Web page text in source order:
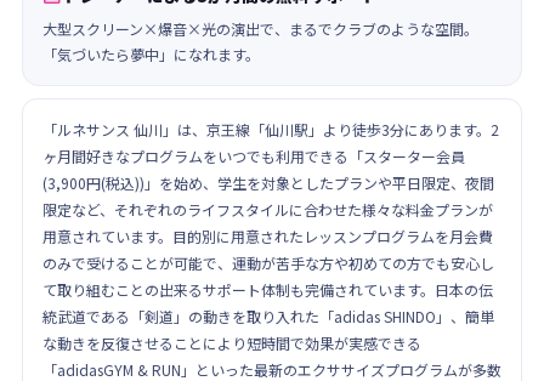
大型スクリーン×爆音×光の演出で、まるでクラブのような空間。
「気づいたら夢中」になれます。
「ルネサンス 仙川」は、京王線「仙川駅」より徒歩3分にあります。2
ヶ月間好きなプログラムをいつでも利用できる「スターター会員
(3,900円(税込))」を始め、学生を対象としたプランや平日限定、夜間
限定など、それぞれのライフスタイルに合わせた様々な料金プランが
用意されています。目的別に用意されたレッスンプログラムを月会費
のみで受けることが可能で、運動が苦手な方や初めての方でも安心し
て取り組むことの出来るサポート体制も完備されています。日本の伝
統武道である「剣道」の動きを取り入れた「adidas SHINDO」、簡単
な動きを反復させることにより短時間で効果が実感できる
「adidasGYM & RUN」といった最新のエクササイズプログラムが多数